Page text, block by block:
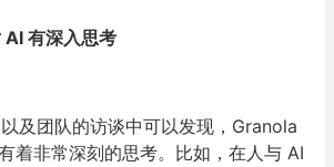
有深入思考
及团队的访谈中可以发现，Granola
着非常深刻的思考。比如，在人与 AI